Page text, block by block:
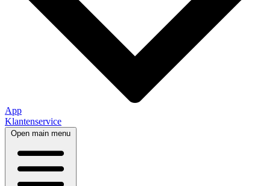
App
Klantenservice
Open main menu